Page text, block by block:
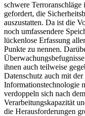
schwere
gefordert, die
auszustatten. Da ist die
noch umfassendere
lückenlose Erfassung
Punkte zu nennen.
ihnen auch teilweise
Datenschutz auch mit
Informationstechnologie
verdoppeln sich nach
Verarbeitungskapazität
die Herausforderungen